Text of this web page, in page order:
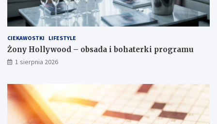
CIEKAWOSTKI LIFESTYLE
Żony Hollywood – obsada i bohaterki programu
1 sierpnia 2026